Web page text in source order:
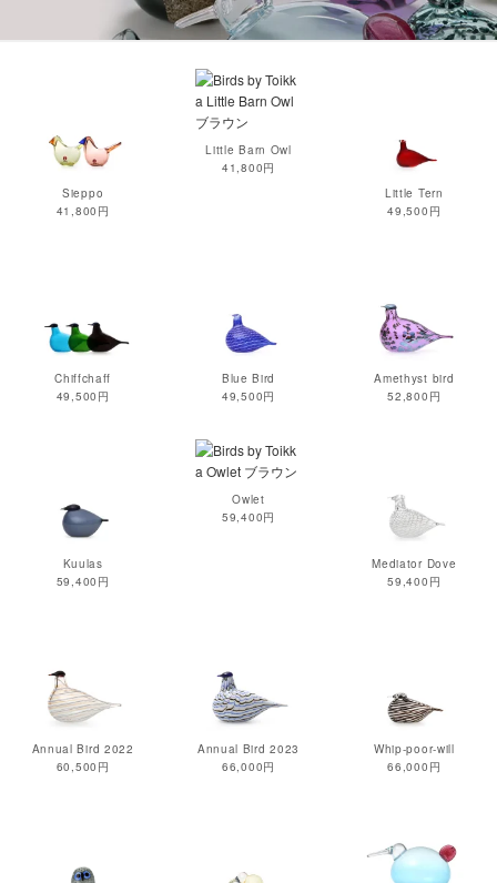
Sieppo
41,800円
Little Barn Owl
41,800円
Little Tern
49,500円
Chiffchaff
49,500円
Blue Bird
49,500円
Amethyst bird
52,800円
Kuulas
59,400円
Owlet
59,400円
Mediator Dove
59,400円
Annual Bird 2022
60,500円
Annual Bird 2023
66,000円
Whip-poor-will
66,000円